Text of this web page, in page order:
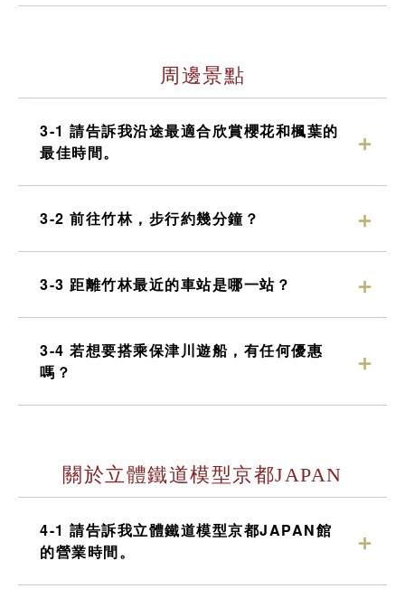
周邊景點
3-1 請告訴我沿途最適合欣賞櫻花和楓葉的
最佳時間。
3-2 前往竹林，步行約幾分鐘？
3-3 距離竹林最近的車站是哪一站？
3-4 若想要搭乘保津川遊船，有任何優惠
嗎？
關於立體鐵道模型京都JAPAN
4-1 請告訴我立體鐵道模型京都JAPAN館
的營業時間。